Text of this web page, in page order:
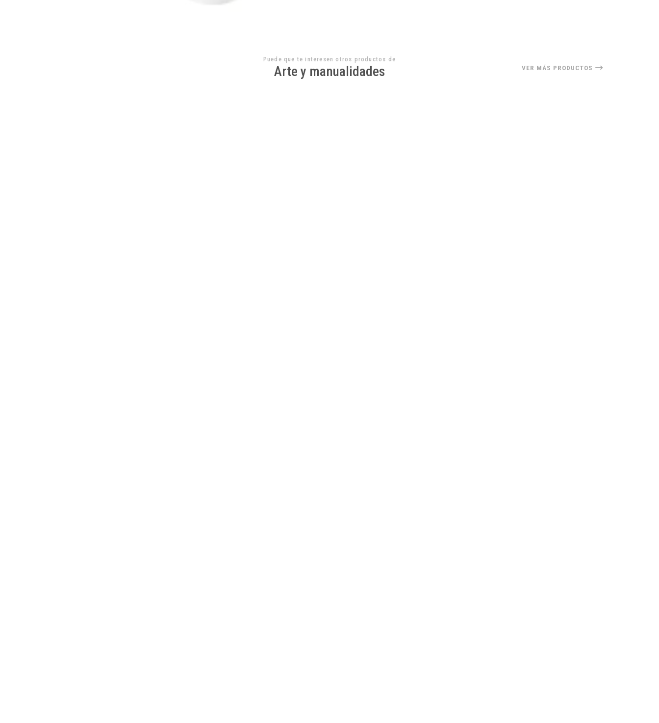
Puede que te interesen otros productos de
Arte y manualidades VER MÁS PRODUCTOS